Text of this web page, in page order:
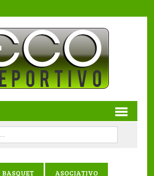
BASQUET ASOCIATIVO